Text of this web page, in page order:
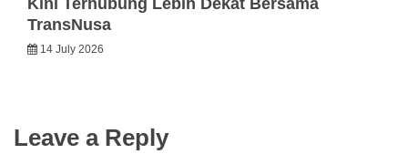
Kini Terhubung Lebih Dekat Bersama
TransNusa
14 July 2026
Leave a Reply